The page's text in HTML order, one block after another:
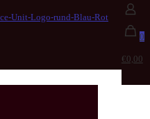
0
€0,00